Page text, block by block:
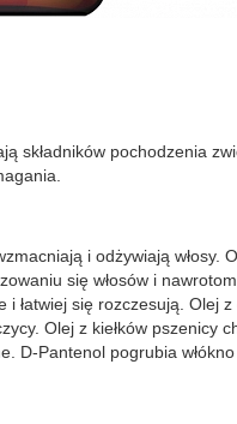
składników pochodzenia
i odżywiają
się włosów i
się rozczesują. Olej
Olej z kiełków
D-Pantenol pogrubia